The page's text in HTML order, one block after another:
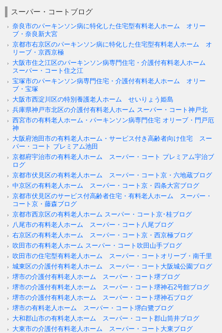
スーパー・コートブログ
奈良市のパーキンソン病に特化した住宅型有料老人ホーム オリー
ブ・奈良新大宮
京都市右京区のパーキンソン病に特化した住宅型有料老人ホーム オ
リーブ・京西京極
大阪市住之江区のパーキンソン病専門住宅・介護付有料老人ホーム
スーパー・コート住之江
宝塚市のパーキンソン病専門住宅・介護付有料老人ホーム オリー
ブ・宝塚
大阪市西淀川区の特別養護老人ホーム せいりょう姫島
兵庫県神戸市北区の介護付有料老人ホーム スーパー・コート神戸北
西宮市の有料老人ホーム・パーキンソン病専門住宅 オリーブ・門戸厄
神
大阪府池田市の有料老人ホーム・サービス付き高齢者向け住宅 スー
パー・コート プレミアム池田
京都府宇治市の有料老人ホーム スーパー・コート プレミアム宇治ブ
ログ
京都市伏見区の有料老人ホーム スーパー・コート京・六地蔵ブログ
中京区の有料老人ホーム スーパー・コート京・四条大宮ブログ
京都市伏見区のサービス付高齢者住宅・有料老人ホーム スーパー・
コート京・藤森ブログ
京都市西京区の有料老人ホーム スーパー・コート京･桂ブログ
八尾市の有料老人ホーム スーパー・コート八尾ブログ
右京区の有料老人ホーム スーパー・コート京・西京極ブログ
吹田市の有料老人ホーム スーパー・コート吹田山手ブログ
吹田市の住宅型有料老人ホーム スーパー・コートオリーブ・南千里
城東区の介護付有料老人ホーム スーパー・コート大阪城公園ブログ
堺市の介護付有料老人ホーム スーパー・コート堺ブログ
堺市の介護付有料老人ホーム スーパー・コート堺神石2号館ブログ
堺市の介護付有料老人ホーム スーパー・コート堺神石ブログ
堺市の有料老人ホーム スーパー・コート堺白鷺ブログ
大和郡山市の有料老人ホーム スーパー・コート郡山筒井ブログ
大東市の介護付有料老人ホーム スーパー・コート大東ブログ